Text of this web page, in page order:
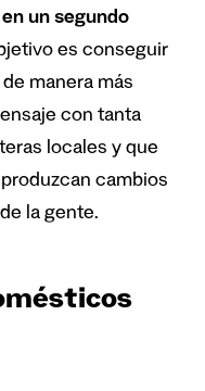
un segundo
es conseguir
manera más
con tanta
locales y que
cambios
la gente.